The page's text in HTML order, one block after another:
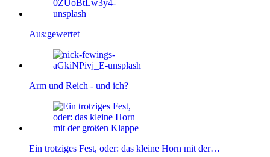
Aus:gewertet
Arm und Reich - und ich?
Ein trotziges Fest, oder: das kleine Horn mit der…